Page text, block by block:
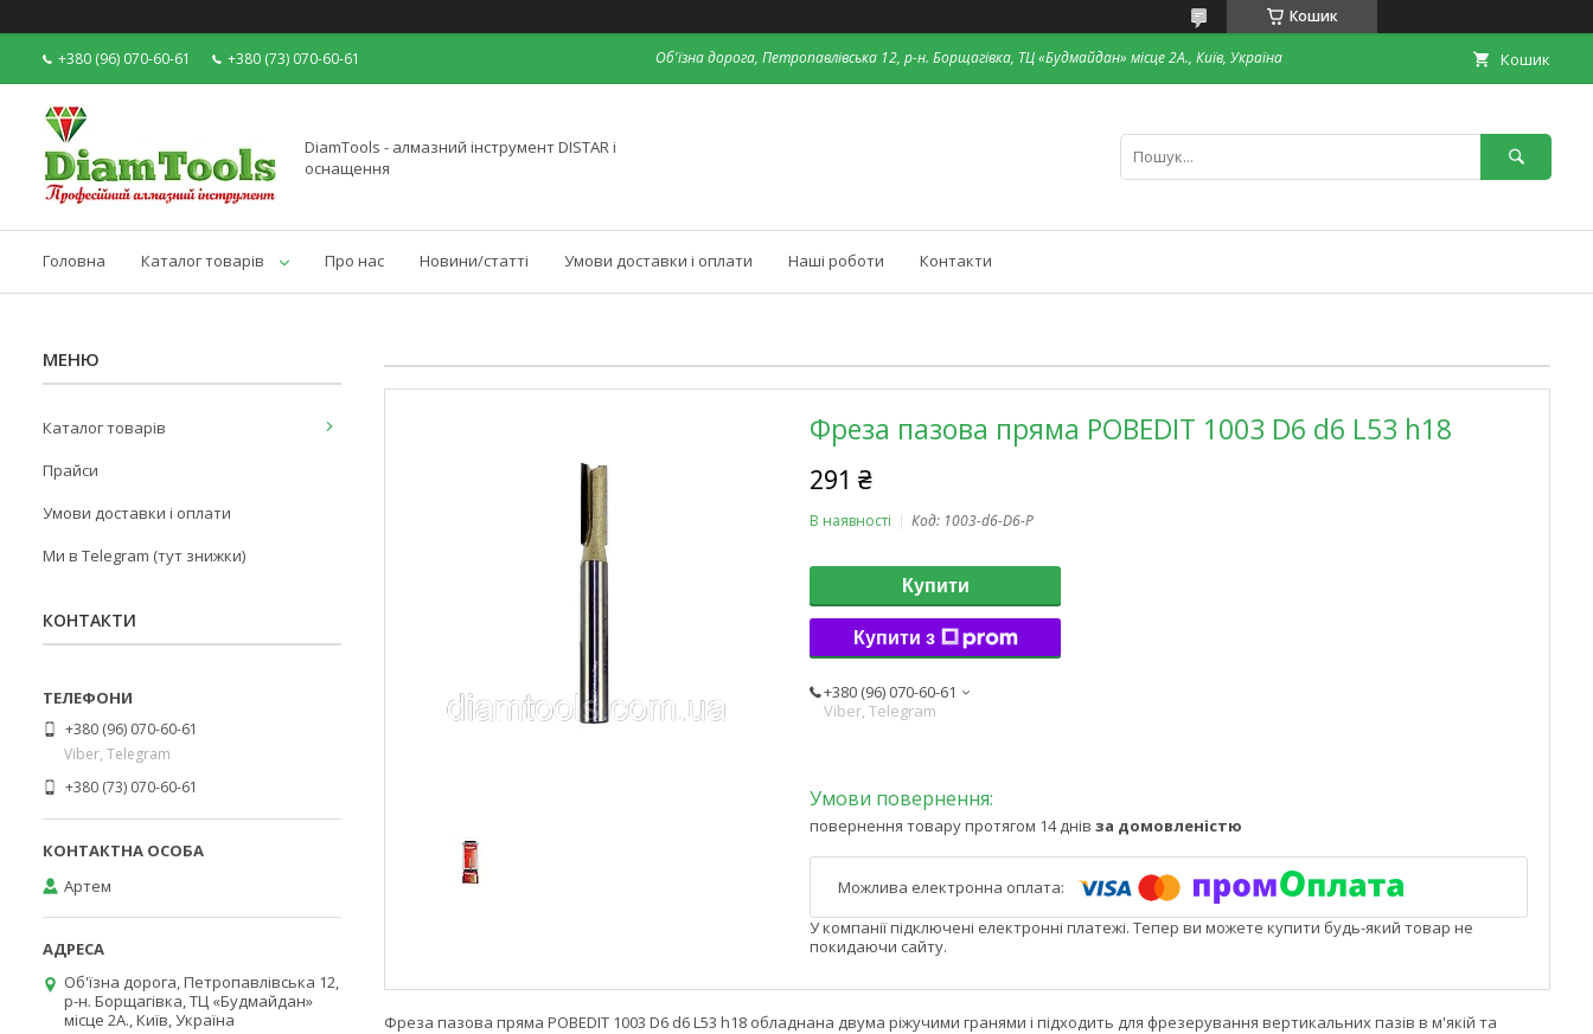
Кошик
+380 (96) 070-60-61 +380 (73) 070-60-61 Об'їзна дорога, Петропавлівська 12, р-н. Борщагівка, ТЦ «Будмайдан» місце 2А., Київ, Україна Кошик
DiamTools - алмазний інструмент DISTAR і
оснащення
Головна Каталог товарів Про нас Новини/статті Умови доставки і оплати Наші роботи Контакти
Фреза пазова пряма POBEDIT 1003 D6 d6 L53 h18
291 ₴
В наявності Код: 1003-d6-D6-P
Купити
Купити з
+380 (96) 070-60-61
Viber, Telegram
повернення товару протягом 14 днів за домовленістю
У компанії підключені електронні платежі. Тепер ви можете купити будь-який товар не
покидаючи сайту.
Фреза пазова пряма POBEDIT 1003 D6 d6 L53 h18 обладнана двума ріжучими гранями і підходить для фрезерування вертикальних пазів в м'якій та
Каталог товарів
Прайси
Умови доставки і оплати
Ми в Telegram (тут знижки)
КОНТАКТИ
+380 (96) 070-60-61
Viber, Telegram
+380 (73) 070-60-61
Артем
Об'їзна дорога, Петропавлівська 12,
р-н. Борщагівка, ТЦ «Будмайдан»
місце 2А., Київ, Україна